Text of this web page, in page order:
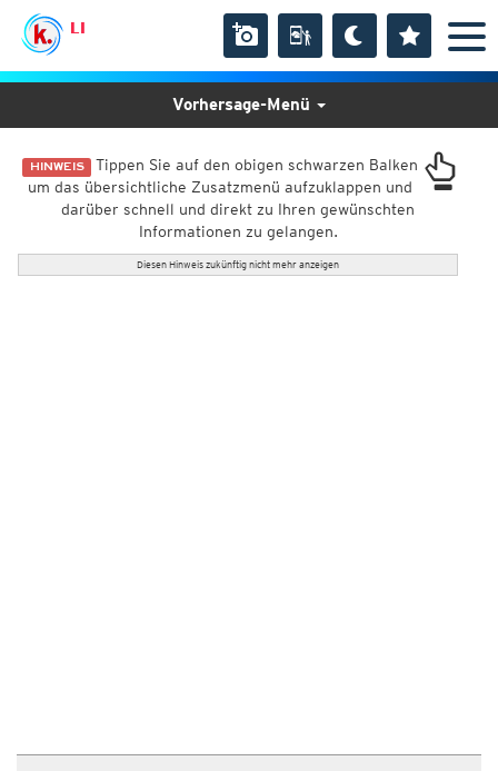
LI
HINWEIS Tippen Sie auf den obigen schwarzen Balken
um das übersichtliche Zusatzmenü aufzuklappen und
darüber schnell und direkt zu Ihren gewünschten
Informationen zu gelangen.
Diesen Hinweis zukünftig nicht mehr anzeigen
Vorhersage-Menü